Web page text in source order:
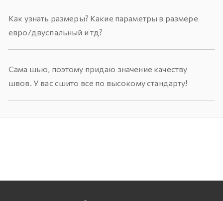
Как узнать размеры? Какие параметры в размере
евро/двуспальный и тд?
Сама шью, поэтому придаю значение качеству
швов. У вас сшито все по высокому стандарту!